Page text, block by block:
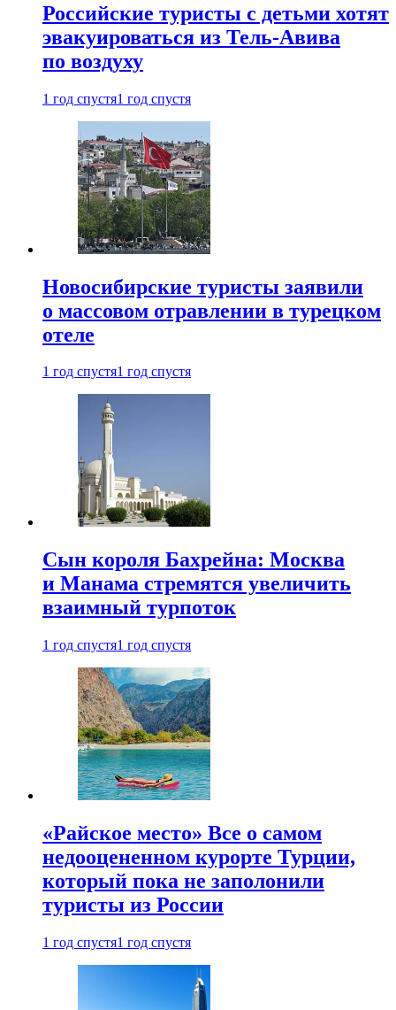
Российские туристы с детьми хотят
эвакуироваться из Тель-Авива
по воздуху
1 год спустя1 год спустя
Новосибирские туристы заявили
о массовом отравлении в турецком
отеле
1 год спустя1 год спустя
Сын короля Бахрейна: Москва
и Манама стремятся увеличить
взаимный турпоток
1 год спустя1 год спустя
«Райское место» Все о самом
недооцененном курорте Турции,
который пока не заполонили
туристы из России
1 год спустя1 год спустя